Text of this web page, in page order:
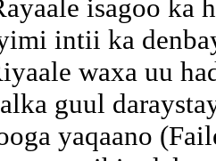
isagoo ka
intii ka
waxa uu
guul
yaqaano